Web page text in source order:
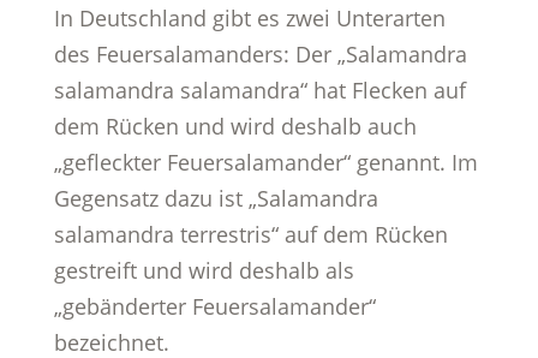
In Deutschland gibt es zwei Unterarten
des Feuersalamanders: Der „Salamandra
salamandra salamandra“ hat Flecken auf
dem Rücken und wird deshalb auch
„gefleckter Feuersalamander“ genannt. Im
Gegensatz dazu ist „Salamandra
salamandra terrestris“ auf dem Rücken
gestreift und wird deshalb als
„gebänderter Feuersalamander“
bezeichnet.